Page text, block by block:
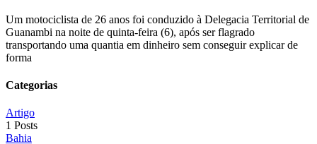
Um motociclista de 26 anos foi conduzido à Delegacia Territorial de
Guanambi na noite de quinta-feira (6), após ser flagrado
transportando uma quantia em dinheiro sem conseguir explicar de
forma
Categorias
Artigo
1 Posts
Bahia